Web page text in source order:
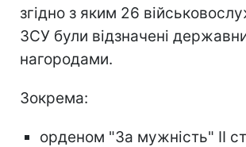
згідно з яким 26
ЗСУ були відзначені
нагородами.
Зокрема:
орденом "За мужність" ІІ